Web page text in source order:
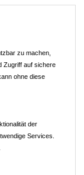
zu machen,
Zugriff auf sichere
ohne diese
der
Services.